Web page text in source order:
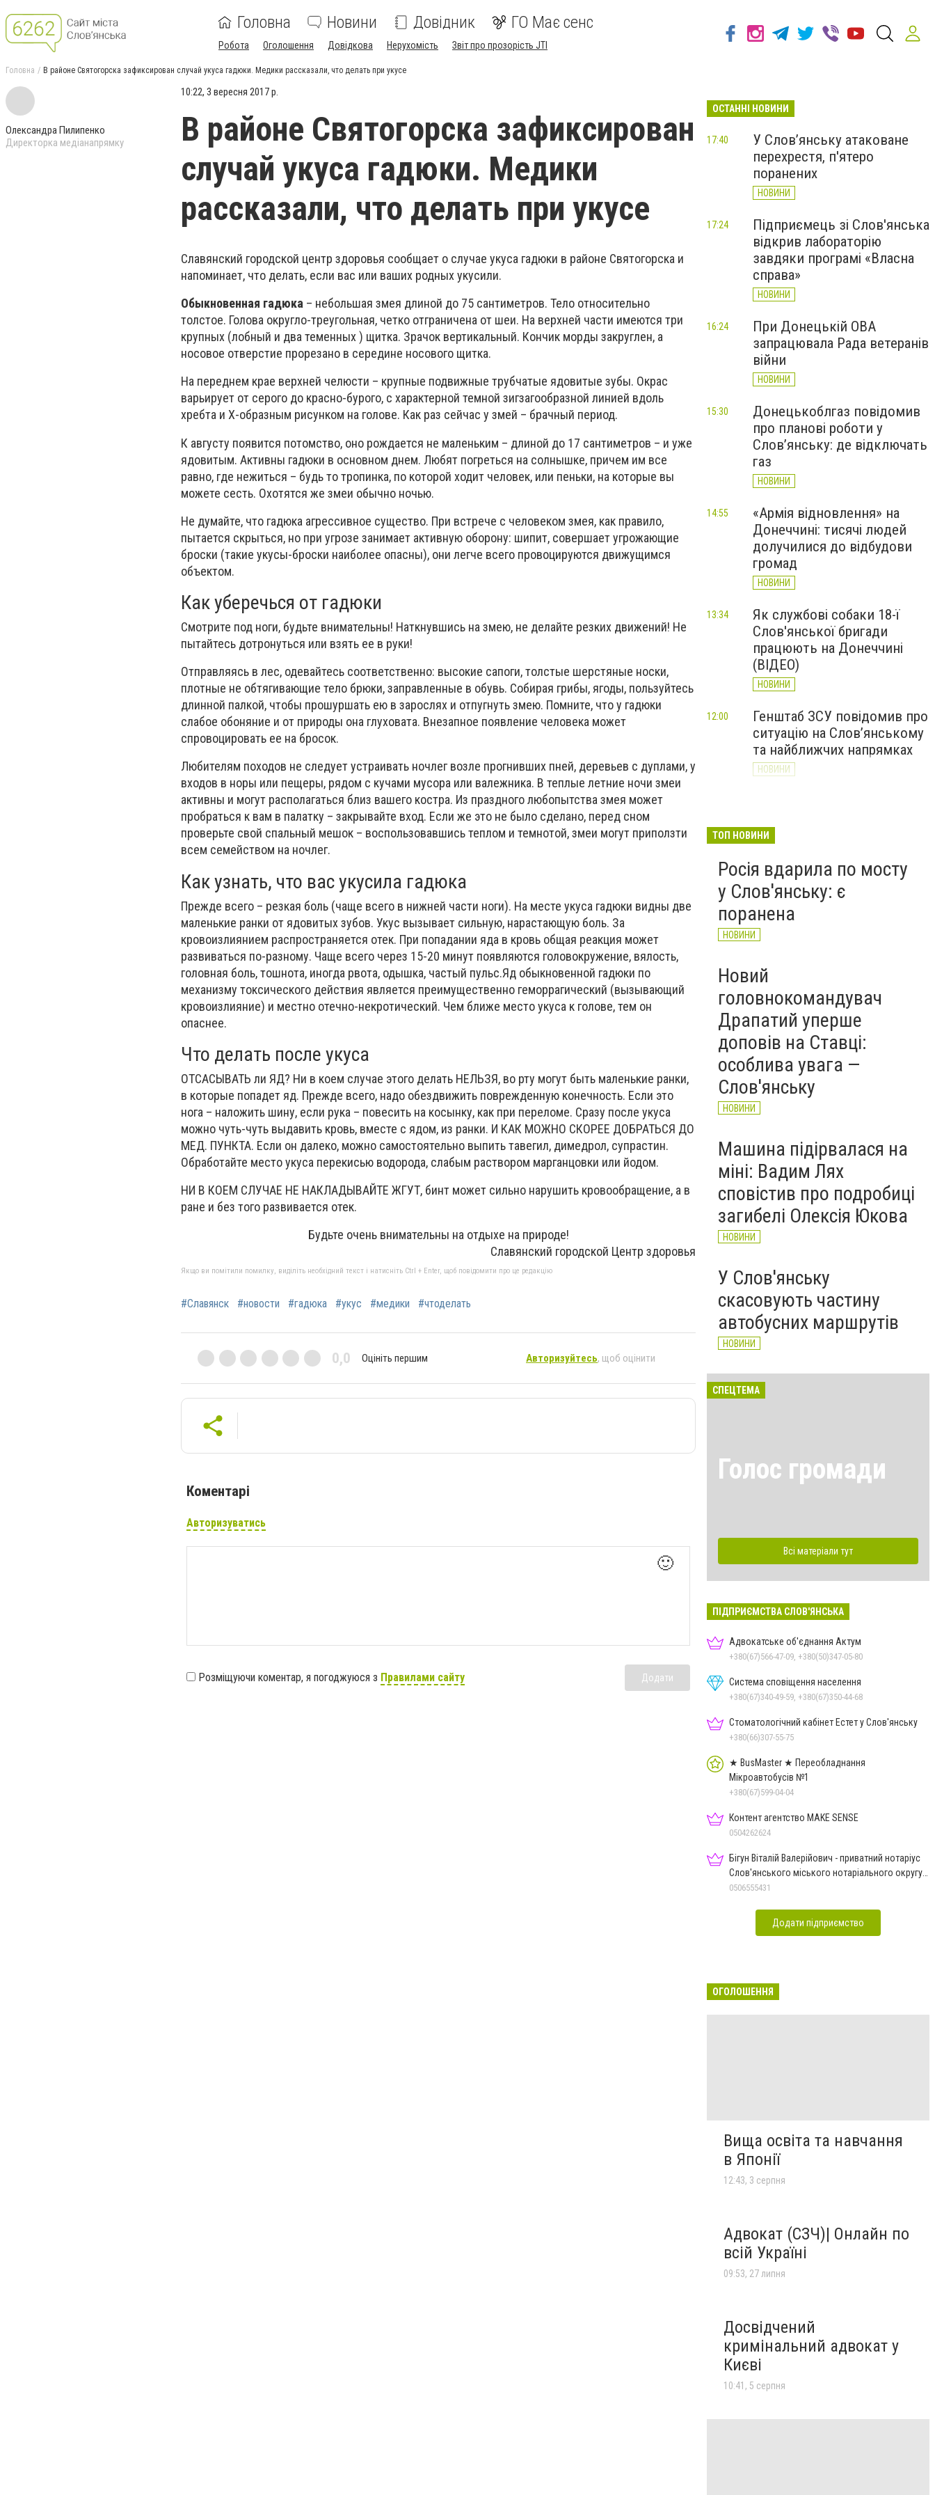
Головна Новини Довідник ГО Має сенс
Робота Оголошення Довідкова Нерухомість Звіт про прозорість JTI
Головна В районе Святогорска зафиксирован случай укуса гадюки. Медики рассказали, что делать при укусе
Олександра Пилипенко
Директорка медіанапрямку
10:22, 3 вересня 2017 р.
В районе Святогорска зафиксирован
случай укуса гадюки. Медики
рассказали, что делать при укусе
Славянский городской центр здоровья сообщает о случае укуса гадюки в районе Святогорска и
напоминает, что делать, если вас или ваших родных укусили.
Обыкновенная гадюка – небольшая змея длиной до 75 сантиметров. Тело относительно
толстое. Голова округло-треугольная, четко отграничена от шеи. На верхней части имеются три
крупных (лобный и два теменных ) щитка. Зрачок вертикальный. Кончик морды закруглен, а
носовое отверстие прорезано в середине носового щитка.
На переднем крае верхней челюсти – крупные подвижные трубчатые ядовитые зубы. Окрас
варьирует от серого до красно-бурого, с характерной темной зигзагообразной линией вдоль
хребта и Х-образным рисунком на голове. Как раз сейчас у змей – брачный период.
К августу появится потомство, оно рождается не маленьким – длиной до 17 сантиметров – и уже
ядовитым. Активны гадюки в основном днем. Любят погреться на солнышке, причем им все
равно, где нежиться – будь то тропинка, по которой ходит человек, или пеньки, на которые вы
можете сесть. Охотятся же змеи обычно ночью.
Не думайте, что гадюка агрессивное существо. При встрече с человеком змея, как правило,
пытается скрыться, но при угрозе занимает активную оборону: шипит, совершает угрожающие
броски (такие укусы-броски наиболее опасны), они легче всего провоцируются движущимся
объектом.
Как уберечься от гадюки
Смотрите под ноги, будьте внимательны! Наткнувшись на змею, не делайте резких движений! Не
пытайтесь дотронуться или взять ее в руки!
Отправляясь в лес, одевайтесь соответственно: высокие сапоги, толстые шерстяные носки,
плотные не обтягивающие тело брюки, заправленные в обувь. Собирая грибы, ягоды, пользуйтесь
длинной палкой, чтобы прошуршать ею в зарослях и отпугнуть змею. Помните, что у гадюки
слабое обоняние и от природы она глуховата. Внезапное появление человека может
спровоцировать ее на бросок.
Любителям походов не следует устраивать ночлег возле прогнивших пней, деревьев с дуплами, у
входов в норы или пещеры, рядом с кучами мусора или валежника. В теплые летние ночи змеи
активны и могут располагаться близ вашего костра. Из праздного любопытства змея может
пробраться к вам в палатку – закрывайте вход. Если же это не было сделано, перед сном
проверьте свой спальный мешок – воспользовавшись теплом и темнотой, змеи могут приползти
всем семейством на ночлег.
Как узнать, что вас укусила гадюка
Прежде всего – резкая боль (чаще всего в нижней части ноги). На месте укуса гадюки видны две
маленькие ранки от ядовитых зубов. Укус вызывает сильную, нарастающую боль. За
кровоизлиянием распространяется отек. При попадании яда в кровь общая реакция может
развиваться по-разному. Чаще всего через 15-20 минут появляются головокружение, вялость,
головная боль, тошнота, иногда рвота, одышка, частый пульс.Яд обыкновенной гадюки по
механизму токсического действия является преимущественно геморрагический (вызывающий
кровоизлияние) и местно отечно-некротический. Чем ближе место укуса к голове, тем он
опаснее.
Что делать после укуса
ОТСАСЫВАТЬ ли ЯД? Ни в коем случае этого делать НЕЛЬЗЯ, во рту могут быть маленькие ранки,
в которые попадет яд. Прежде всего, надо обездвижить поврежденную конечность. Если это
нога – наложить шину, если рука – повесить на косынку, как при переломе. Сразу после укуса
можно чуть-чуть выдавить кровь, вместе с ядом, из ранки. И КАК МОЖНО СКОРЕЕ ДОБРАТЬСЯ ДО
МЕД. ПУНКТА. Если он далеко, можно самостоятельно выпить тавегил, димедрол, супрастин.
Обработайте место укуса перекисью водорода, слабым раствором марганцовки или йодом.
НИ В КОЕМ СЛУЧАЕ НЕ НАКЛАДЫВАЙТЕ ЖГУТ, бинт может сильно нарушить кровообращение, а в
ране и без того развивается отек.
Будьте очень внимательны на отдыхе на природе!
Славянский городской Центр здоровья
Якщо ви помітили помилку, виділіть необхідний текст і натисніть Ctrl + Enter, щоб повідомити про це редакцію
#Славянск #новости #гадюка #укус #медики #чтоделать
0,0 Оцініть першим Авторизуйтесь, щоб оцінити
Коментарі
Авторизуватись
🙂
Розміщуючи коментар, я погоджуюся з Правилами сайту Додати
ОСТАННІ НОВИНИ
У Слов’янську атаковане
перехрестя, п'ятеро
поранених
НОВИНИ
17:40
Підприємець зі Слов'янська
відкрив лабораторію
завдяки програмі «Власна
справа»
НОВИНИ
17:24
При Донецькій ОВА
запрацювала Рада ветеранів
війни
НОВИНИ
16:24
Донецькоблгаз повідомив
про планові роботи у
Слов’янську: де відключать
газ
НОВИНИ
15:30
«Армія відновлення» на
Донеччині: тисячі людей
долучилися до відбудови
громад
НОВИНИ
14:55
Як службові собаки 18-ї
Слов'янської бригади
працюють на Донеччині
(ВІДЕО)
НОВИНИ
13:34
Генштаб ЗСУ повідомив про
ситуацію на Слов’янському
та найближчих напрямках
НОВИНИ
12:00
великої війни: 7 серпня
ТОП НОВИНИ
Росія вдарила по мосту
у Слов'янську: є
поранена
НОВИНИ
Новий
головнокомандувач
Драпатий уперше
доповів на Ставці:
особлива увага —
Слов'янську
НОВИНИ
Машина підірвалася на
міні: Вадим Лях
сповістив про подробиці
загибелі Олексія Юкова
НОВИНИ
У Слов'янську
скасовують частину
автобусних маршрутів
НОВИНИ
СПЕЦТЕМА
Голос громади
Всі матеріали тут
ПІДПРИЄМСТВА СЛОВ'ЯНСЬКА
Адвокатське об'єднання Актум
+380(67)566-47-09, +380(50)347-05-80
Система сповіщення населення
+380(67)340-49-59, +380(67)350-44-68
Стоматологічний кабінет Естет у Слов'янську
+380(66)307-55-75
★ BusMaster ★ Переобладнання
Мікроавтобусів №1
+380(67)599-04-04
Контент агентство MAKE SENSE
0504262624
Бігун Віталій Валерійович - приватний нотаріус
Слов'янського міського нотаріального округу
Дон.обл.
0506555431
Додати підприємство
ОГОЛОШЕННЯ
Вища освіта та навчання
в Японії
12:43, 3 серпня
Адвокат (СЗЧ)| Онлайн по
всій Україні
09:53, 27 липня
Досвідчений
кримінальний адвокат у
Києві
10:41, 5 серпня